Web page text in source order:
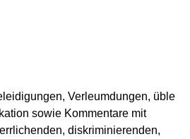
Verleumdungen, üble
sowie Kommentare mit
diskriminierenden,